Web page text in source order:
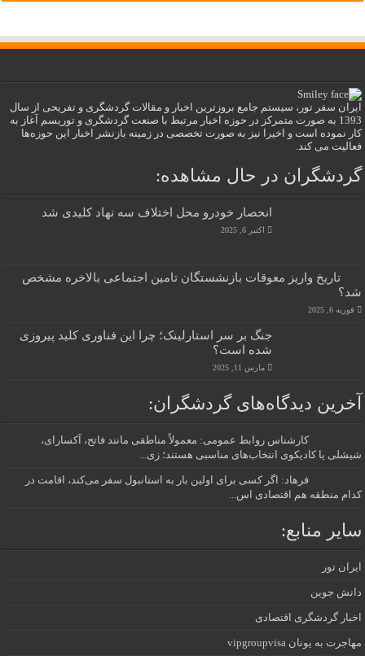
ایران سفر تور، سیستم جامع بروزترین اخبار و مقالات گردشگری و تفریحی از سال
1393 به صورت متمرکز در حوزه اخبار مرتبط با صنعت گردشگری و توریسم آغاز به
کار نموده است و اخیرا نیز به صورت تخصصی در زمینه بازنشر اخبار این حوزه‌ها
فعالیت می کند.
گردشگران در حال مشاهده:
انحصار خودرو محل اختلاف سه نهاد کلیدی شد
اکتبر 6, 2025
تاریخ واریز معوقات بازنشستگان تامین اجتماعی بالاخره مشخص
شد؟
فوریه 6, 2025
جنگ بر سر استارلینک؛ چرا این فناوری کلید پیروزی
شده است؟
مارس 11, 2025
آخرین دیدگاه‌های گردشگران:
کارشناس روابط عمومی: معمولاً مناطقی مانند فاتح، آکسارای،
شیشلی یا کادیکوی انتخاب‌های مناسبی هستند؛ زی...
فرهاد: اگر کسی برای اولین بار به استانبول سفر می‌کند، اقامت در
کدام منطقه هم اقتصادی اس...
سایر منابع:
ایران تور
دانش جوین
اخبار گردشگری اقتصادی
مهاجرت به یونان vipgroupvisa